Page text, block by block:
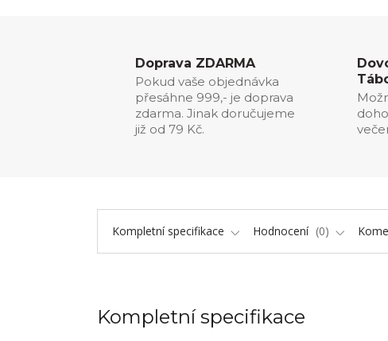
Doprava ZDARMA
Pokud vaše objednávka
přesáhne 999,- je doprava
zdarma. Jinak doručujeme
již od 79 Kč.
Kompletní specifikace Hodnocení 0
Kompletní specifikace